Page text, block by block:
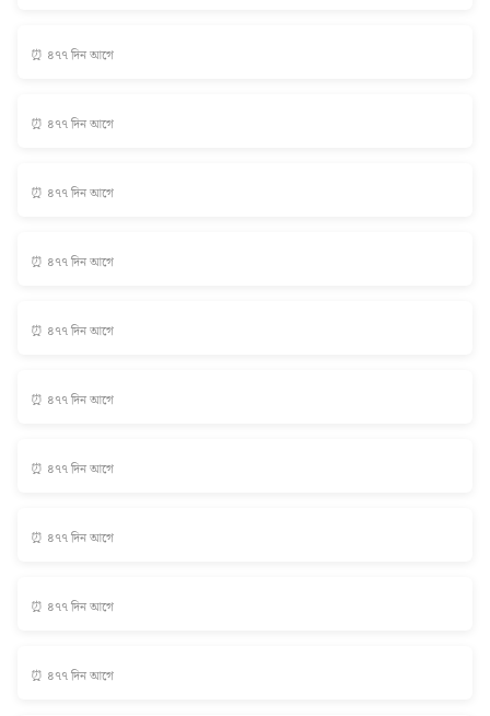
⏰ ৪৭৭ দিন আগে
⏰ ৪৭৭ দিন আগে
⏰ ৪৭৭ দিন আগে
⏰ ৪৭৭ দিন আগে
⏰ ৪৭৭ দিন আগে
⏰ ৪৭৭ দিন আগে
⏰ ৪৭৭ দিন আগে
⏰ ৪৭৭ দিন আগে
⏰ ৪৭৭ দিন আগে
⏰ ৪৭৭ দিন আগে